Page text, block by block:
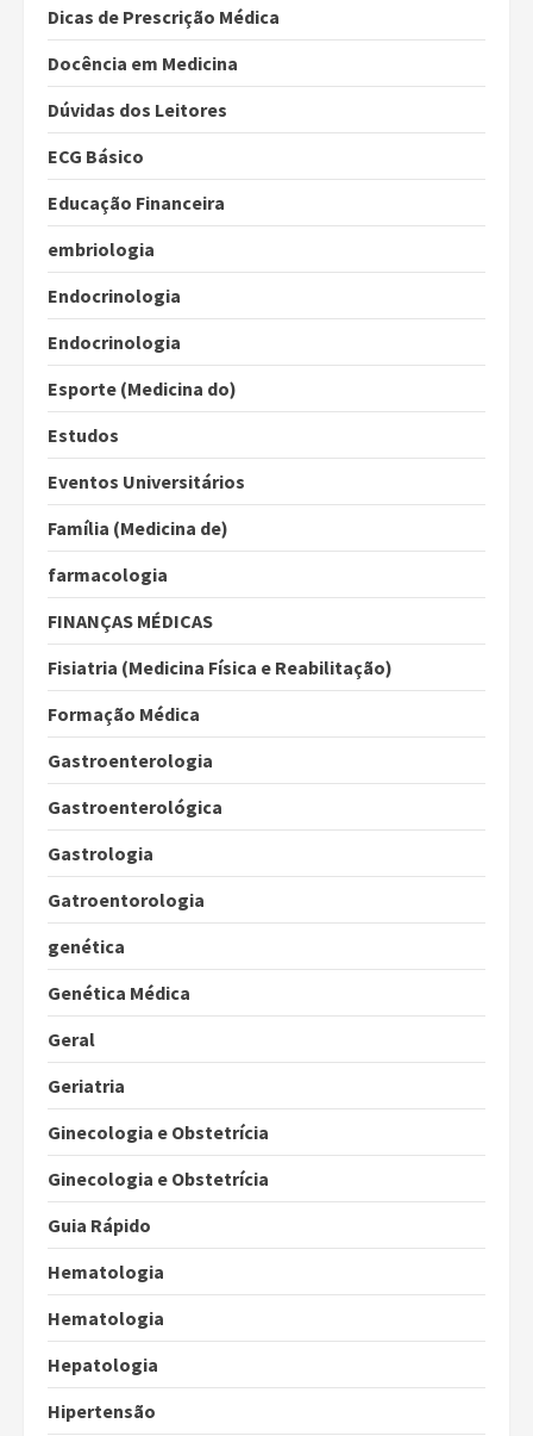
Dicas de Prescrição Médica
Docência em Medicina
Dúvidas dos Leitores
ECG Básico
Educação Financeira
embriologia
Endocrinologia
Endocrinologia
Esporte (Medicina do)
Estudos
Eventos Universitários
Família (Medicina de)
farmacologia
FINANÇAS MÉDICAS
Fisiatria (Medicina Física e Reabilitação)
Formação Médica
Gastroenterologia
Gastroenterológica
Gastrologia
Gatroentorologia
genética
Genética Médica
Geral
Geriatria
Ginecologia e Obstetrícia
Ginecologia e Obstetrícia
Guia Rápido
Hematologia
Hematologia
Hepatologia
Hipertensão